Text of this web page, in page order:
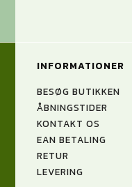
INFORMATIONER
BESØG BUTIKKEN
ÅBNINGSTIDER
KONTAKT OS
EAN BETALING
RETUR
LEVERING